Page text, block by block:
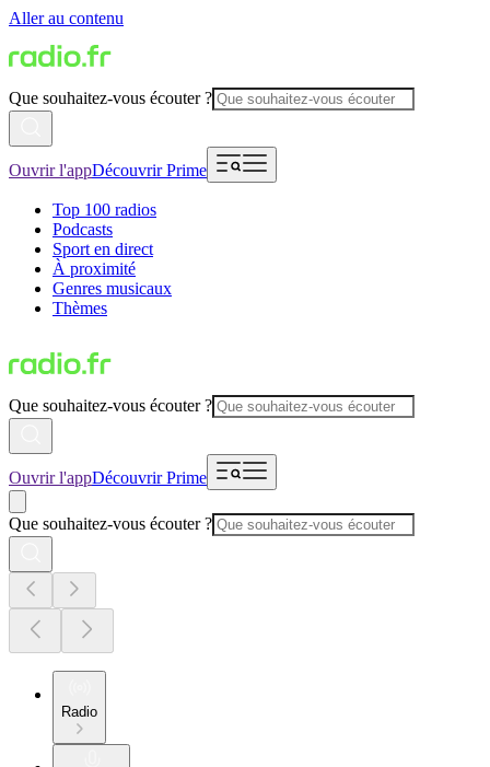
Aller au contenu
Que souhaitez-vous écouter ?
Ouvrir l'appDécouvrir Prime
Top 100 radios
Podcasts
Sport en direct
À proximité
Genres musicaux
Thèmes
Que souhaitez-vous écouter ?
Ouvrir l'appDécouvrir Prime
Que souhaitez-vous écouter ?
Radio